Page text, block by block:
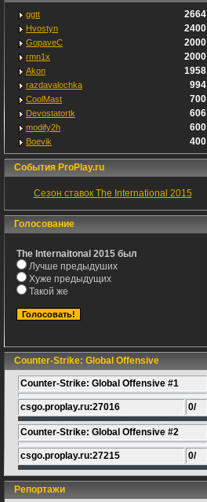
ggtt 2664
Hvostyn 2400
GopaveC 2000
rmn1x 2000
Akon 1958
razdavalochka 994
CoolMast 700
Devostatortk 606
modify2h 600
Boevik 400
События ProPlay.ru
Сезон ставок The International 2015
Голосование
The Internaitonal 2015 был
Лучше предыдуших
Хуже предыдущих
Такой же
Counter-Strike: Global Offensive
Counter-Strike: Global Offensive #1
csgo.proplay.ru:27016 0/
Counter-Strike: Global Offensive #2
csgo.proplay.ru:27215 0/
Репортажи